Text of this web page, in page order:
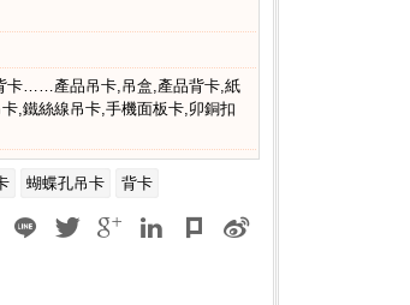
卡……產品吊卡,吊盒,產品背卡,紙
,鐵絲線吊卡,手機面板卡,卯銅扣
蝴蝶孔吊卡 背卡